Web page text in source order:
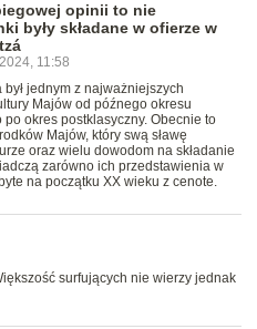
opinii to nie
były składane w ofierze w
11:58
był jednym z najważniejszych
Majów od późnego okresu
po okres postklasyczny. Obecnie to
Majów, który swą sławę
oraz wielu dowodom na składanie
zarówno ich przedstawienia w
na początku XX wieku z cenote.
surfujących nie wierzy jednak